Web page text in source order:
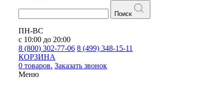
Поиск
ПН-ВС
с 10:00 до 20:00
8 (800) 302-77-06 8 (499) 348-15-11
КОРЗИНА
0 товаров. Заказать звонок
Меню